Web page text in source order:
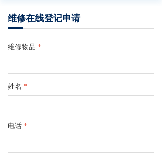
维修在线登记申请
维修物品 *
姓名 *
电话 *